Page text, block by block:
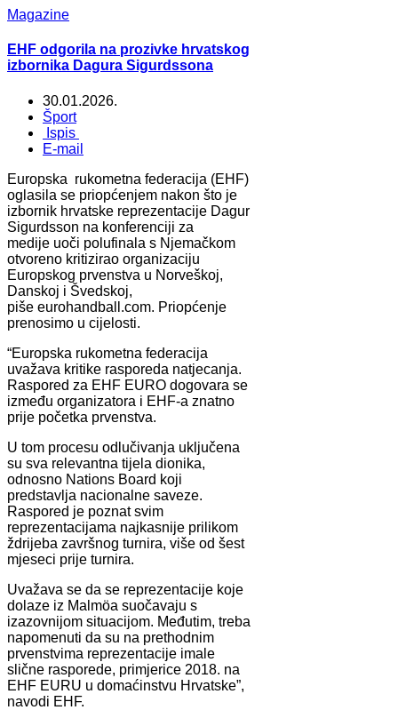
Magazine
EHF odgorila na prozivke hrvatskog
izbornika Dagura Sigurdssona
30.01.2026.
Šport
Ispis
E-mail
Europska rukometna federacija (EHF)
oglasila se priopćenjem nakon što je
izbornik hrvatske reprezentacije Dagur
Sigurdsson na konferenciji za
medije uoči polufinala s Njemačkom
otvoreno kritizirao organizaciju
Europskog prvenstva u Norveškoj,
Danskoj i Švedskoj,
piše eurohandball.com. Priopćenje
prenosimo u cijelosti.
“Europska rukometna federacija
uvažava kritike rasporeda natjecanja.
Raspored za EHF EURO dogovara se
između organizatora i EHF-a znatno
prije početka prvenstva.
U tom procesu odlučivanja uključena
su sva relevantna tijela dionika,
odnosno Nations Board koji
predstavlja nacionalne saveze.
Raspored je poznat svim
reprezentacijama najkasnije prilikom
ždrijeba završnog turnira, više od šest
mjeseci prije turnira.
Uvažava se da se reprezentacije koje
dolaze iz Malmöa suočavaju s
izazovnijom situacijom. Međutim, treba
napomenuti da su na prethodnim
prvenstvima reprezentacije imale
slične rasporede, primjerice 2018. na
EHF EURU u domaćinstvu Hrvatske”,
navodi EHF.